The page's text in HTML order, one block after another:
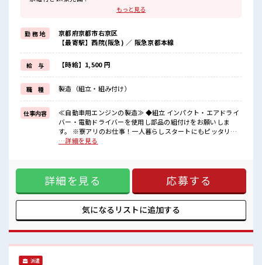
寮費は無料なのでお金貯めたい方にも向いてます！！
高時給+程よい残業で高収入が目指せちゃう♪
≪1R寮完備≫
自宅～職場が遠くても興味があれば安心して応募できちゃう！
自分で部屋を借りるより安く住めちゃうかも？
生活に便利な家電付きなので初期費用も節約できる☆
≪ヘアカラーOKで自由な雰囲気の職場≫
明るすぎたり奇抜でなければ基本的に自由！
(規定有)≪機能的な制服アリ≫
制服があるので毎日の服装の悩み解消♪
≪無料駐車場あり≫
マイカー通勤もOK！
≪食堂あり≫
カフェテリア形式になっていておしゃれでメニューも豊富★
派手すぎなければ多少のヘアカラーもOKなのはウレシイPoint☆
しっかり休める休憩室あり！
オンオフの切替もできちゃう！
ロッカーあり！
安心してお仕事に集中♪
もっと見る
勤 務 地
京都府京都市右京区
【最寄駅】西院(阪急) ／ 阪急京都本線
給 与 【時給】1,500 円
職 種 製造（組立・組み付け）
仕事内容
≪自動車用エンジンの製造≫ ◆組立 インパクト・エアドライ
バー・電動ドライバーを使用し部品の組付けをお願いしま
す。 ※寮アリのお仕事！一人暮らしスタートにもピッタリ♪
■お仕事PR ≪寮費無料≫ 家電付き1R寮完備！ 寮費は無料な
職場が遠くても興味があれば安心して応募できちゃう！ 自分
で部屋を借りるより安く住めちゃうかも？ 生活に便利な家電
付きなので初期費用も節約できる☆ ≪ヘアカラーOKで自由な
雰囲気の職場≫ 明るすぎたり奇抜でなければ基本的に自由！
(規定有)≪機能的な制服アリ≫ 制服があるので毎日の服装の
悩み解消♪ ≪無料駐車場あり≫ マイカー通勤もOK！ ≪食堂
豊富★ ■職場の雰囲気 派手すぎなければ多少のヘアカラーも
OKなのはウレシイPoint☆ しっかり休める休憩室あり！ オン
…詳細を見る
詳細を見る 応募する
気になるリストに追加する
派遣